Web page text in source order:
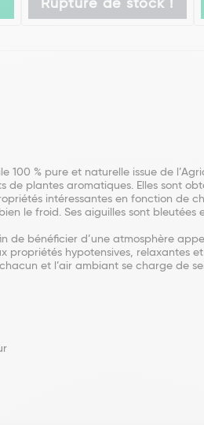
Rupture de stock !
100 % pure et naturelle issue de
de plantes aromatiques. Elles sont
intéressantes en fonction de
le froid. Ses aiguilles sont
de bénéficier d’une atmosphère
propriétés hypotensives, relaxantes
et l’air ambiant se charge de